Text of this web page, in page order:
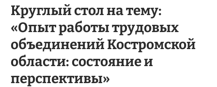
Круглый стол на тему:
«Опыт работы трудовых
объединений Костромской
области: состояние и
перспективы»